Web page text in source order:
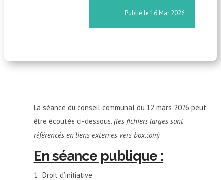
16 Mar 2026
La séance du conseil communal du 12 mars 2026 peut
être écoutée ci-dessous. (les fichiers larges sont
référencés en liens externes vers box.com)
En séance publique :
1. Droit d’initiative